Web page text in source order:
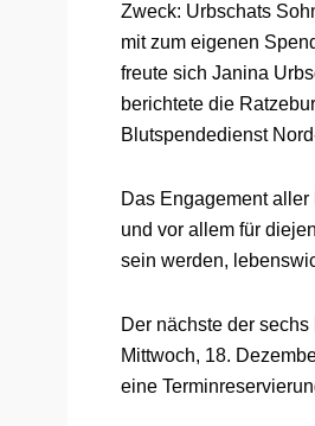
Zweck: Urbschats
mit zum eigenen
freute sich Janina
berichtete die
Blutspendedienst
Das Engagement
und vor allem für
sein werden,
Der nächste der
Mittwoch, 18.
eine